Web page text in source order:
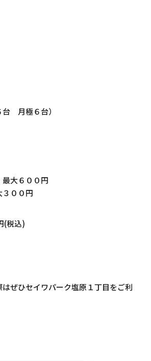
台 月極６台）
大６００円
００円
(税込)
ぜひセイワパーク塩原１丁目をご利